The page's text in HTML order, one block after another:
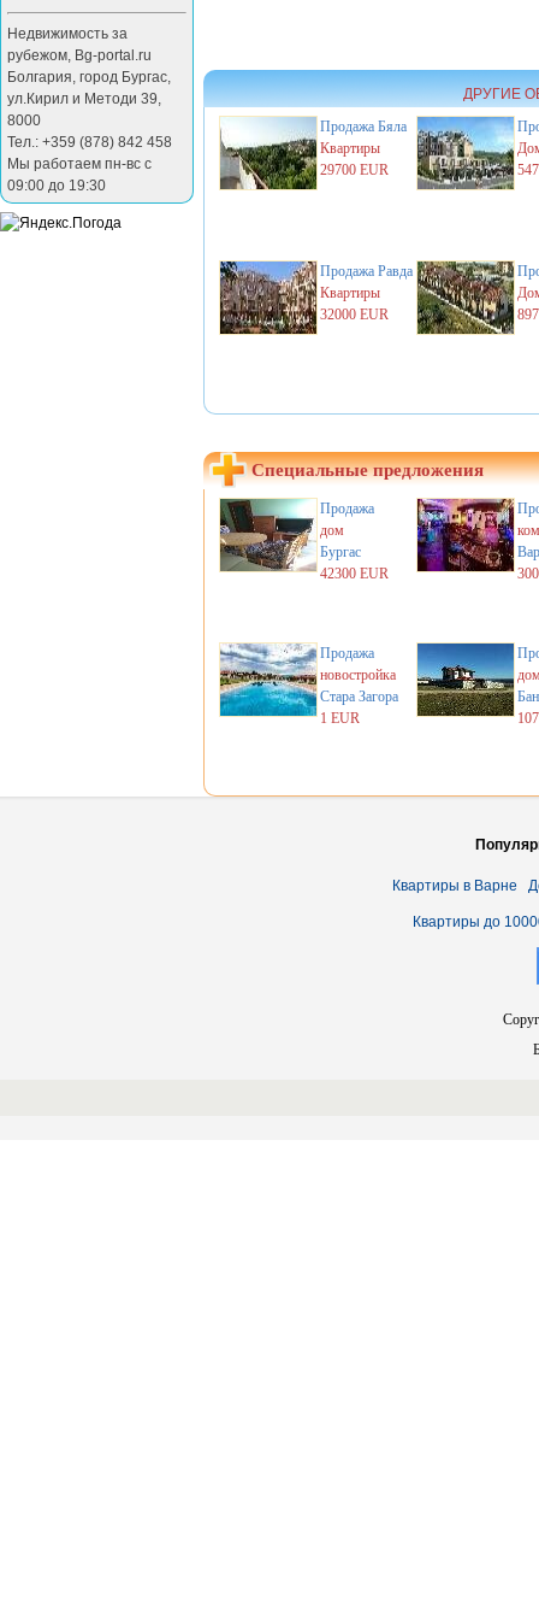
Недвижимость за
рубежом, Bg-portal.ru
Болгария, город Бургас,
ул.Кирил и Методи 39,
8000
Тел.: +359 (878) 842 458
Мы работаем пн-вс с
09:00 до 19:30
ДРУГИЕ
Продажа Бяла
Квартиры
29700 EUR
Продажа Равда
Квартиры
32000 EUR
Специальные предложения
Продажа
дом
Бургас
42300 EUR
Продажа
новостройка
Стара Загора
1 EUR
Квартиры в Варне
Квартиры до